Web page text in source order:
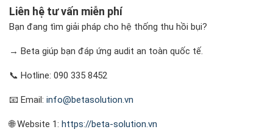
Liên hệ tư vấn miễn phí
Bạn đang tìm giải pháp cho hệ thống thu hồi bụi?
→ Beta giúp bạn đáp ứng audit an toàn quốc tế.
📞 Hotline: 090 335 8452
📧 Email: info@betasolution.vn
🌐 Website 1: https://beta-solution.vn